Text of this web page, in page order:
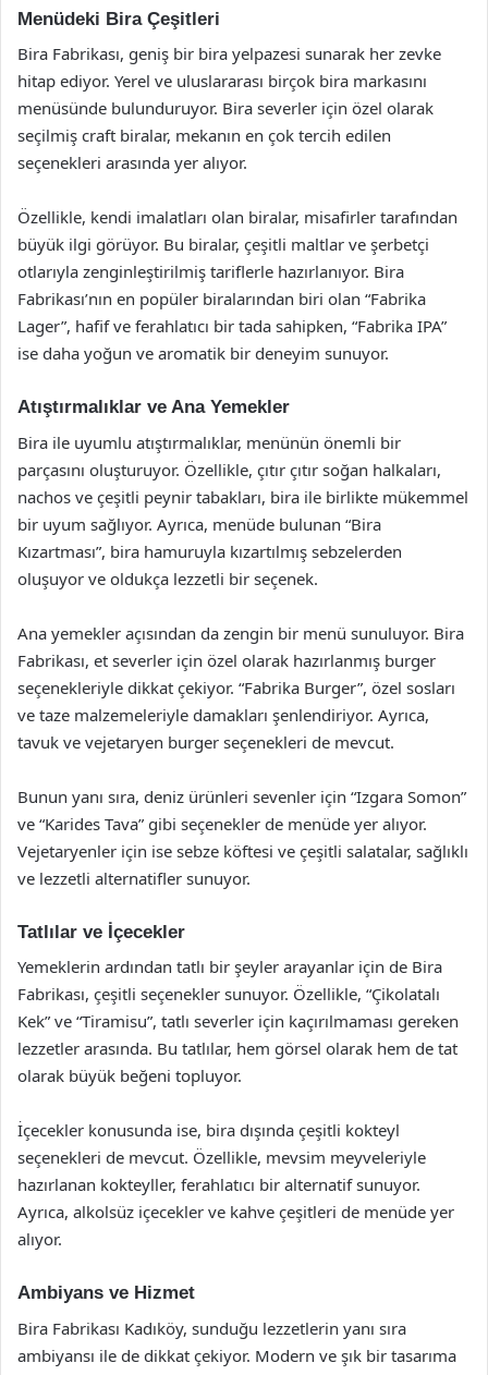
Menüdeki Bira Çeşitleri
Bira Fabrikası, geniş bir bira yelpazesi sunarak her zevke
hitap ediyor. Yerel ve uluslararası birçok bira markasını
menüsünde bulunduruyor. Bira severler için özel olarak
seçilmiş craft biralar, mekanın en çok tercih edilen
seçenekleri arasında yer alıyor.
Özellikle, kendi imalatları olan biralar, misafirler tarafından
büyük ilgi görüyor. Bu biralar, çeşitli maltlar ve şerbetçi
otlarıyla zenginleştirilmiş tariflerle hazırlanıyor. Bira
Fabrikası’nın en popüler biralarından biri olan “Fabrika
Lager”, hafif ve ferahlatıcı bir tada sahipken, “Fabrika IPA”
ise daha yoğun ve aromatik bir deneyim sunuyor.
Atıştırmalıklar ve Ana Yemekler
Bira ile uyumlu atıştırmalıklar, menünün önemli bir
parçasını oluşturuyor. Özellikle, çıtır çıtır soğan halkaları,
nachos ve çeşitli peynir tabakları, bira ile birlikte mükemmel
bir uyum sağlıyor. Ayrıca, menüde bulunan “Bira
Kızartması”, bira hamuruyla kızartılmış sebzelerden
oluşuyor ve oldukça lezzetli bir seçenek.
Ana yemekler açısından da zengin bir menü sunuluyor. Bira
Fabrikası, et severler için özel olarak hazırlanmış burger
seçenekleriyle dikkat çekiyor. “Fabrika Burger”, özel sosları
ve taze malzemeleriyle damakları şenlendiriyor. Ayrıca,
tavuk ve vejetaryen burger seçenekleri de mevcut.
Bunun yanı sıra, deniz ürünleri sevenler için “Izgara Somon”
ve “Karides Tava” gibi seçenekler de menüde yer alıyor.
Vejetaryenler için ise sebze köftesi ve çeşitli salatalar, sağlıklı
ve lezzetli alternatifler sunuyor.
Tatlılar ve İçecekler
Yemeklerin ardından tatlı bir şeyler arayanlar için de Bira
Fabrikası, çeşitli seçenekler sunuyor. Özellikle, “Çikolatalı
Kek” ve “Tiramisu”, tatlı severler için kaçırılmaması gereken
lezzetler arasında. Bu tatlılar, hem görsel olarak hem de tat
olarak büyük beğeni topluyor.
İçecekler konusunda ise, bira dışında çeşitli kokteyl
seçenekleri de mevcut. Özellikle, mevsim meyveleriyle
hazırlanan kokteyller, ferahlatıcı bir alternatif sunuyor.
Ayrıca, alkolsüz içecekler ve kahve çeşitleri de menüde yer
alıyor.
Ambiyans ve Hizmet
Bira Fabrikası Kadıköy, sunduğu lezzetlerin yanı sıra
ambiyansı ile de dikkat çekiyor. Modern ve şık bir tasarıma